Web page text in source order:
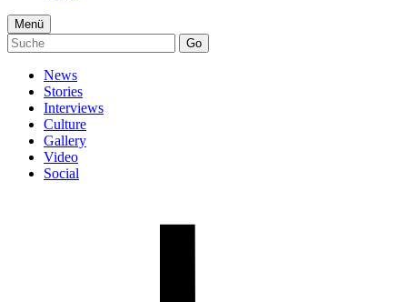
Menü
Go
News
Stories
Interviews
Culture
Gallery
Video
Social